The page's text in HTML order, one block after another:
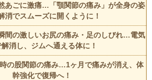
あごに激痛…「顎関節の痛み」が全身の姿
消でスムーズに開くように！
間の激しいお尻の痛み・足のしびれ…電気
消し、ジムへ通える体に！
の股関節の痛み…1ヶ月で痛みが消え、体
幹強化で復帰へ！